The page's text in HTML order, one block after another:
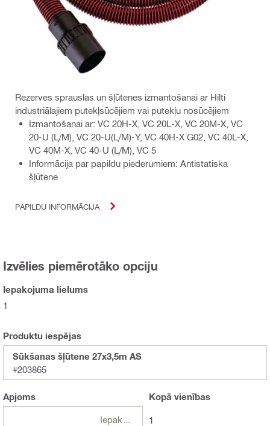
Rezerves sprauslas un šļūtenes izmantošanai ar Hilti
industriālajiem putekļsūcējiem vai putekļu nosūcējiem
Izmantošanai ar: VC 20H-X, VC 20L-X, VC 20M-X, VC
20-U (L/M), VC 20-U(L/M)-Y, VC 40H-X G02, VC 40L-X,
VC 40M-X, VC 40-U (L/M), VC 5
Informācija par papildu piederumiem: Antistatiska
šļūtene
PAPILDU INFORMĀCIJA
Izvēlies piemērotāko opciju
Iepakojuma lielums
1
Produktu iespējas
Sūkšanas šļūtene 27x3,5m AS
#203865
Apjoms Kopā vienības
1